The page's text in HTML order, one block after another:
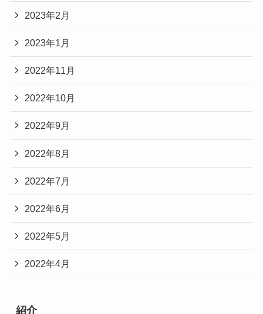
2023年2月
2023年1月
2022年11月
2022年10月
2022年9月
2022年8月
2022年7月
2022年6月
2022年5月
2022年4月
紹介